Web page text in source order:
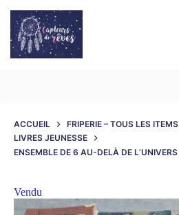
ACCUEIL FRIPERIE – TOUS LES ITEMS
LIVRES JEUNESSE
ENSEMBLE DE 6 AU-DELÀ DE L’UNIVERS
Vendu